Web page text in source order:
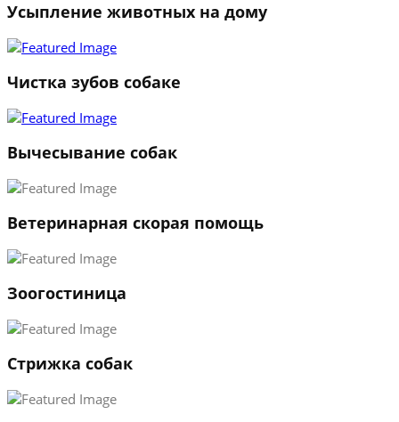
2
→
Усыпление животных на дому
Чистка зубов собаке
Вычесывание собак
Ветеринарная скорая помощь
Зоогостиница
Стрижка собак